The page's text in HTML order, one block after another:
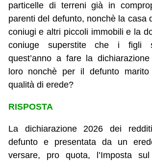
particelle di terreni già in
parenti del defunto, nonchè la casa
coniugi e altri piccoli immobili e la
coniuge superstite che i figli
quest’anno a fare la
loro nonchè per il defunto marito
qualità di erede?
RISPOSTA
La dichiarazione 2026 dei
defunto e presentata da un
versare, pro quota, l’Imposta